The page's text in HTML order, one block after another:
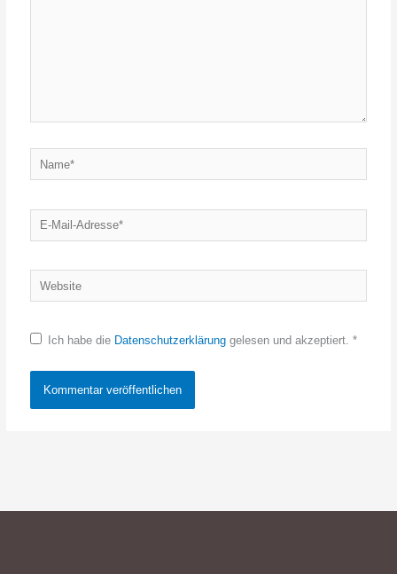
Name*
E-
Mail-
Website
Ich habe die Datenschutzerklärunggelesen und akzeptiert. *